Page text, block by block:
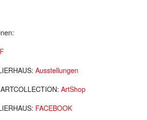
Ausstellungen
ArtShop
FACEBOOK